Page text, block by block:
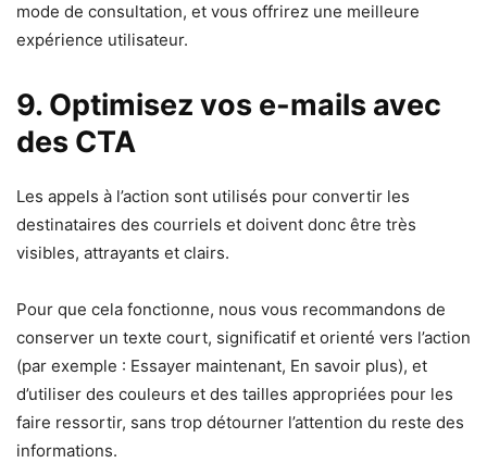
mode de consultation, et vous offrirez une meilleure
expérience utilisateur.
9. Optimisez vos e-mails avec
des CTA
Les appels à l’action sont utilisés pour convertir les
destinataires des courriels et doivent donc être très
visibles, attrayants et clairs.
Pour que cela fonctionne, nous vous recommandons de
conserver un texte court, significatif et orienté vers l’action
(par exemple : Essayer maintenant, En savoir plus), et
d’utiliser des couleurs et des tailles appropriées pour les
faire ressortir, sans trop détourner l’attention du reste des
informations.